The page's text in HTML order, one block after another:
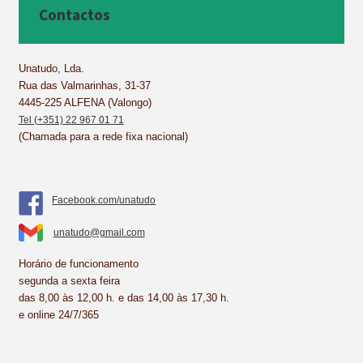
b
o
k
e
e
s
t
I
p
Contactos
Unatudo, Lda.
Rua das Valmarinhas, 31-37
4445-225 ALFENA (Valongo)
Tel (+351) 22 967 01 71
(Chamada para a rede fixa nacional)
Facebook.com/unatudo
unatudo@gmail.com
Horário de funcionamento
segunda a sexta feira
das 8,00 às 12,00 h. e das 14,00 às 17,30 h.
e online 24/7/365